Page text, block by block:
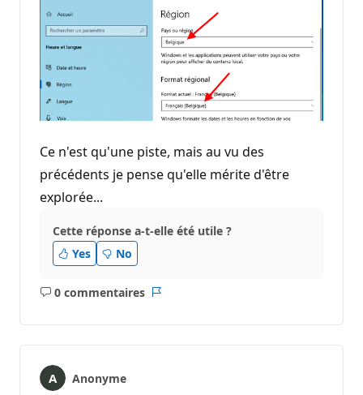
Ce n'est qu'une piste, mais au vu des
précédents je pense qu'elle mérite d'être
explorée...
Cette réponse a-t-elle été utile ?
Yes
No
0 commentaires
Aucun
Anonyme